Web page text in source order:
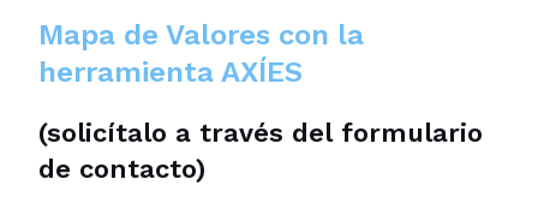
Mapa de Valores con la
herramienta AXÍES
(solicítalo a través del formulario
de contacto)